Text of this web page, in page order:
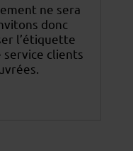
ne sera
donc
l’étiquette
service clients